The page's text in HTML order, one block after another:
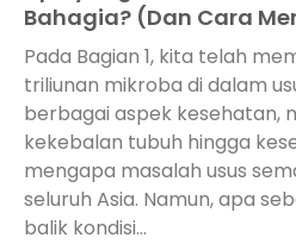
Bahagia? (Dan Cara
Pada Bagian 1, kita telah
triliunan mikroba di dalam
berbagai aspek kesehatan,
kekebalan tubuh hingga
mengapa masalah usus
seluruh Asia. Namun, apa
balik kondisi...